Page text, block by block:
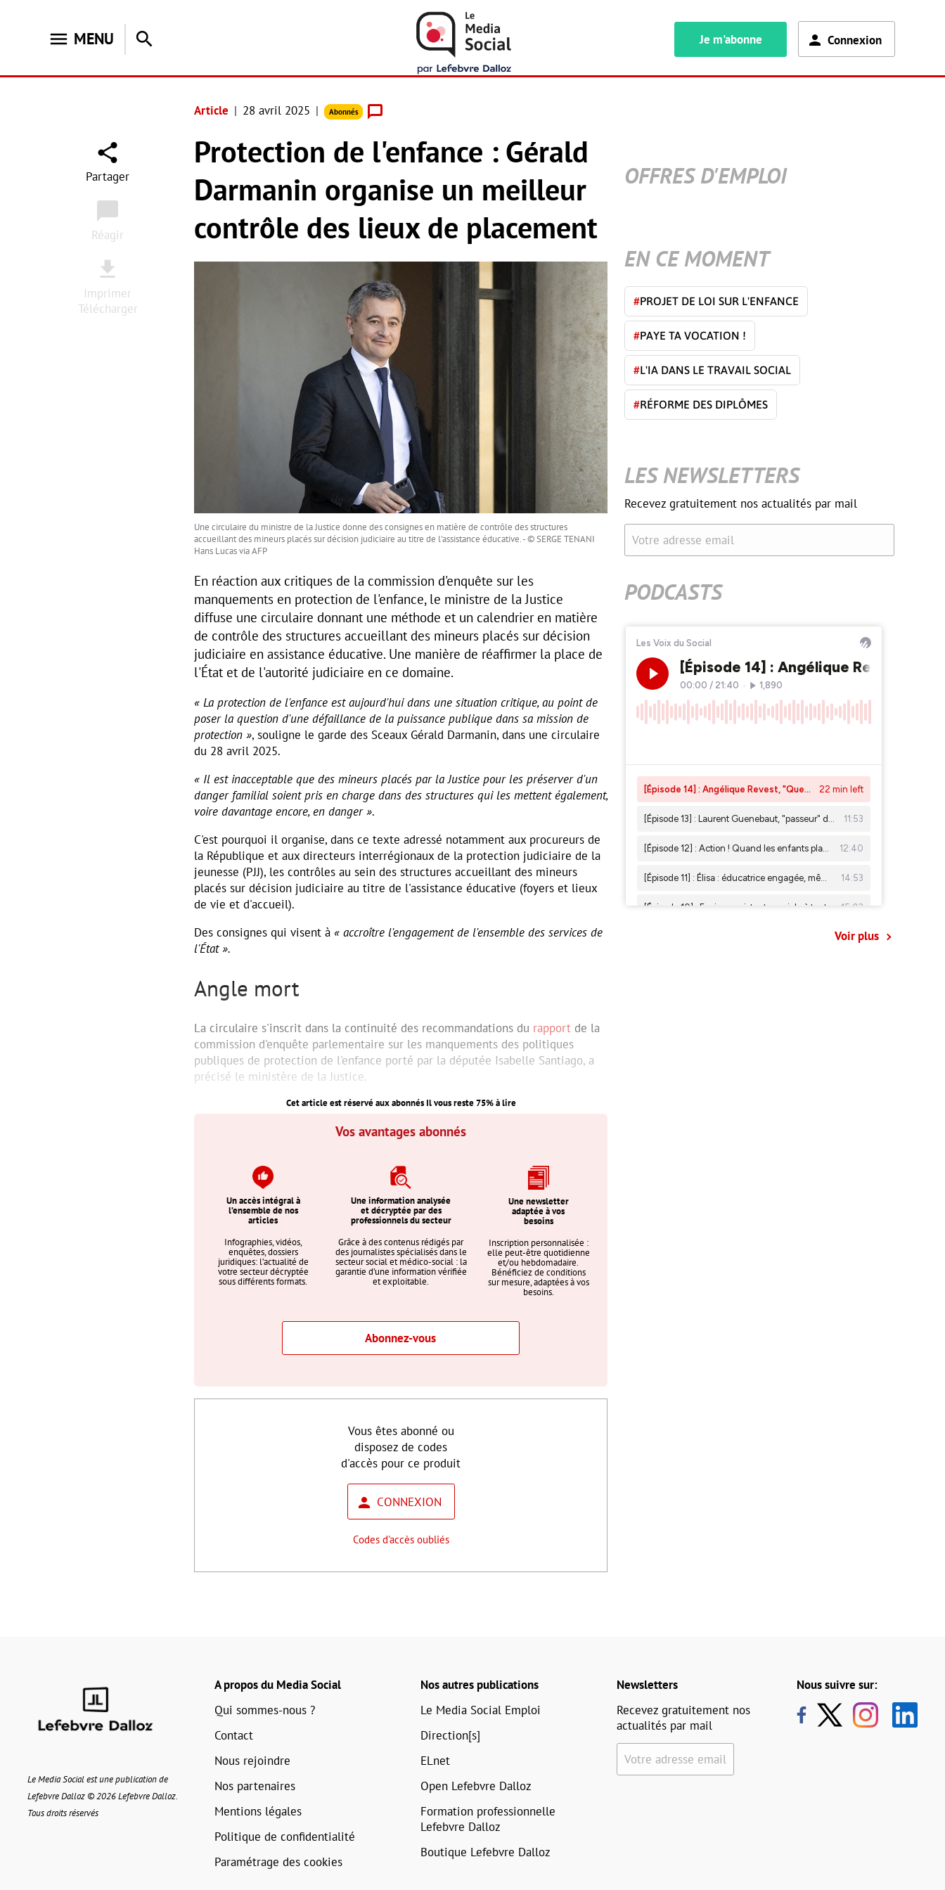
menu MENU search Je m'abonne Connexion
Article 28 avril 2025 Abonnés
Partager
Réagir
Imprimer
Télécharger
Protection de l'enfance : Gérald
Darmanin organise un meilleur
contrôle des lieux de placement
Une circulaire du ministre de la Justice donne des consignes en matière de contrôle des structures
accueillant des mineurs placés sur décision judiciaire au titre de l'assistance éducative. - © SERGE TENANI
Hans Lucas via AFP
En réaction aux critiques de la commission d'enquête sur les
manquements en protection de l'enfance, le ministre de la Justice
diffuse une circulaire donnant une méthode et un calendrier en matière
de contrôle des structures accueillant des mineurs placés sur décision
judiciaire en assistance éducative. Une manière de réaffirmer la place de
l'État et de l'autorité judiciaire en ce domaine.
« La protection de l'enfance est aujourd'hui dans une situation critique, au point de
poser la question d'une défaillance de la puissance publique dans sa mission de
protection », souligne le garde des Sceaux Gérald Darmanin, dans une circulaire
du 28 avril 2025.
« Il est inacceptable que des mineurs placés par la Justice pour les préserver d'un
danger familial soient pris en charge dans des structures qui les mettent également,
voire davantage encore, en danger ».
C'est pourquoi il organise, dans ce texte adressé notamment aux procureurs de
la République et aux directeurs interrégionaux de la protection judiciaire de la
jeunesse (PJJ), les contrôles au sein des structures accueillant des mineurs
placés sur décision judiciaire au titre de l'assistance éducative (foyers et lieux
de vie et d'accueil).
Des consignes qui visent à « accroître l'engagement de l'ensemble des services de
l'État ».
Angle mort
La circulaire s'inscrit dans la continuité des recommandations du rapport de la
commission d'enquête parlementaire sur les manquements des politiques
publiques de protection de l'enfance porté par la députée Isabelle Santiago, a
précisé le ministère de la Justice.
Cet article est réservé aux abonnés Il vous reste75% à lire
Vos avantages abonnés
Un accès intégral à
l’ensemble de nos
articles
Infographies, vidéos,
enquêtes, dossiers
juridiques: l’actualité de
votre secteur décryptée
sous différents formats.
Une information analysée
et décryptée par des
professionnels du secteur
Grâce à des contenus rédigés par
des journalistes spécialisés dans le
secteur social et médico-social : la
garantie d’une information vérifiée
et exploitable.
Une newsletter
adaptée à vos
besoins
Inscription personnalisée :
elle peut-être quotidienne
et/ou hebdomadaire.
Bénéficiez de conditions
sur mesure, adaptées à vos
besoins.
Abonnez-vous
Vous êtes abonné ou
disposez de codes
d'accès pour ce produit
CONNEXION
Codes d'accès oubliés
OFFRES D'EMPLOI
EN CE MOMENT
#PROJET DE LOI SUR L'ENFANCE
#PAYE TA VOCATION !
#L'IA DANS LE TRAVAIL SOCIAL
#RÉFORME DES DIPLÔMES
LES NEWSLETTERS
Recevez gratuitement nos actualités par mail
Votre adresse email
PODCASTS
Voir plus
Le Media Social est une publication de
Lefebvre Dalloz © 2026 Lefebvre Dalloz.
Tous droits réservés
A propos du Media Social
Qui sommes-nous ?
Contact
Nous rejoindre
Nos partenaires
Mentions légales
Politique de confidentialité
Paramétrage des cookies
Nos autres publications
Le Media Social Emploi
Direction[s]
ELnet
Open Lefebvre Dalloz
Formation professionnelle
Lefebvre Dalloz
Boutique Lefebvre Dalloz
Newsletters
Recevez gratuitement nos
actualités par mail
Votre adresse email
Nous suivre sur: